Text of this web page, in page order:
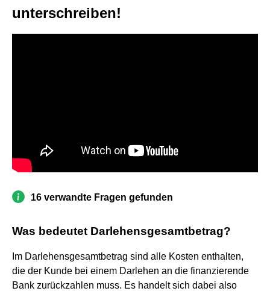
unterschreiben!
16 verwandte Fragen gefunden
Was bedeutet Darlehensgesamtbetrag?
Im Darlehensgesamtbetrag sind alle Kosten enthalten,
die der Kunde bei einem Darlehen an die finanzierende
Bank zurückzahlen muss. Es handelt sich dabei also